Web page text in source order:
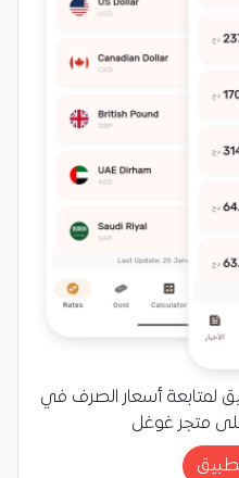
لمتابعة أسعار الصرف في
على متجر غوغل